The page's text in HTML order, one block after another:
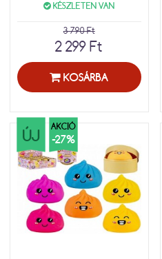
KÉSZLETEN VAN
3 790 Ft
2 299 Ft
KOSÁRBA
ÚJ AKCIÓ
-27%